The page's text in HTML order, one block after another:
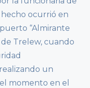
hecho ocurrió en
“Almirante
de Trelew, cuando
un
momento en el